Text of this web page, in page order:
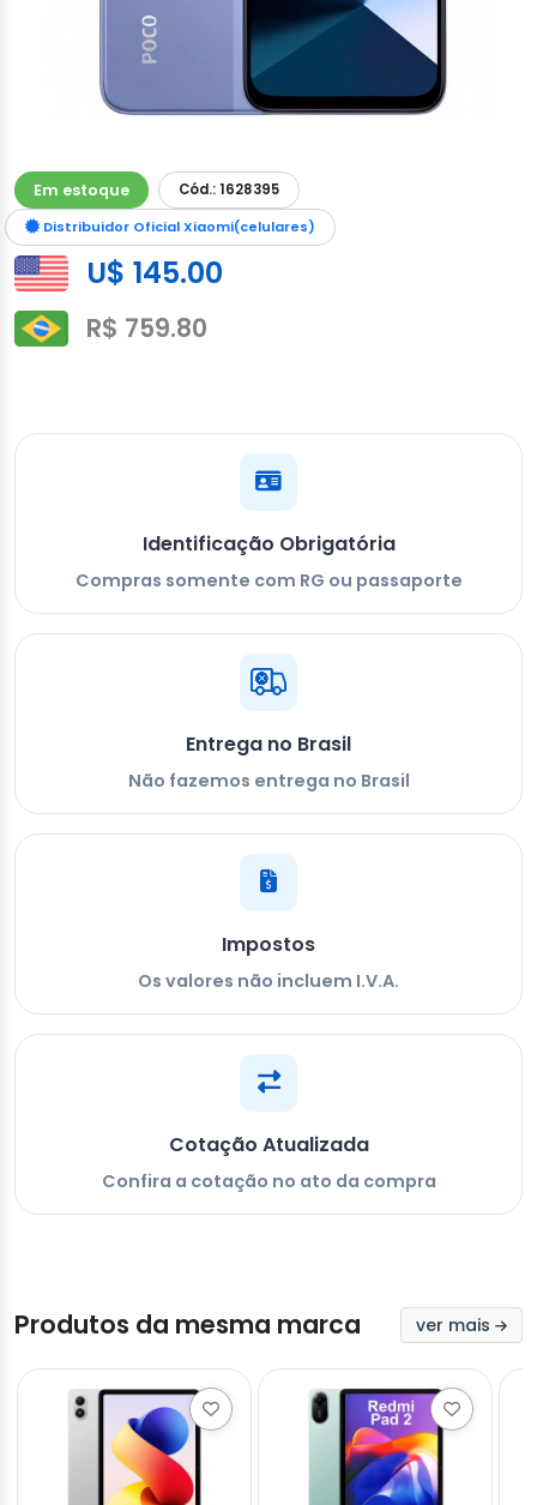
Em estoque
Cód.: 1628395
Distribuidor Oficial Xiaomi(celulares)
U$ 145.00
R$ 759.80
Identificação Obrigatória
Compras somente com RG ou passaporte
Entrega no Brasil
Não fazemos entrega no Brasil
Impostos
Os valores não incluem I.V.A.
Cotação Atualizada
Confira a cotação no ato da compra
Produtos da mesma marca ver mais